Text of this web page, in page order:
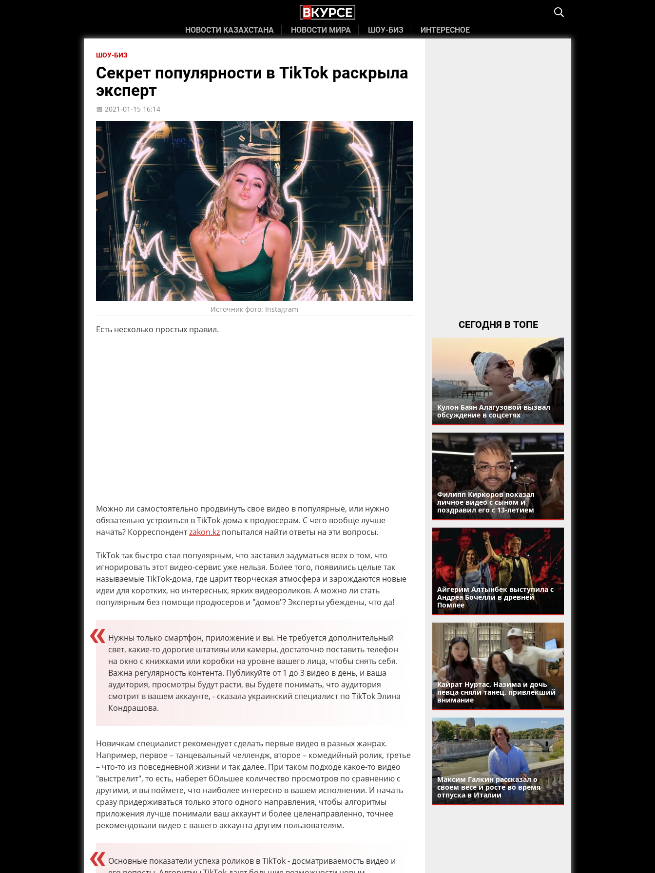
НОВОСТИ КАЗАХСТАНА НОВОСТИ МИРА ШОУ-БИЗ ИНТЕРЕСНОЕ
ШОУ-БИЗ
Секрет популярности в TikTok раскрыла
эксперт
📅 2021-01-15 16:14
Источник фото: Instagram
Есть несколько простых правил.
Можно ли самостоятельно продвинуть свое видео в популярные, или нужно
обязательно устроиться в TikTok-дома к продюсерам. С чего вообще лучше
начать? Корреспондентzakon.kz попытался найти ответы на эти вопросы.
TikTok так быстро стал популярным, что заставил задуматься всех о том, что
игнорировать этот видео-сервис уже нельзя. Более того, появились целые так
называемые TikTok-дома, где царит творческая атмосфера и зарождаются новые
идеи для коротких, но интересных, ярких видеороликов. А можно ли стать
популярным без помощи продюсеров и "домов"? Эксперты убеждены, что да!
Нужны только смартфон, приложение и вы. Не требуется дополнительный
свет, какие-то дорогие штативы или камеры, достаточно поставить телефон
на окно с книжками или коробки на уровне вашего лица, чтобы снять себя.
Важна регулярность контента. Публикуйте от 1 до 3 видео в день, и ваша
аудитория, просмотры будут расти, вы будете понимать, что аудитория
смотрит в вашем аккаунте, - сказала украинский специалист по TikTok Элина
Кондрашова.
Новичкам специалист рекомендует сделать первые видео в разных жанрах.
Например, первое – танцевальный челлендж, второе – комедийный ролик, третье
– что-то из повседневной жизни и так далее. При таком подходе какое-то видео
"выстрелит", то есть, наберет бОльшее количество просмотров по сравнению с
другими, и вы поймете, что наиболее интересно в вашем исполнении. И начать
сразу придерживаться только этого одного направления, чтобы алгоритмы
приложения лучше понимали ваш аккаунт и более целенаправленно, точнее
рекомендовали видео с вашего аккаунта другим пользователям.
Основные показатели успеха роликов в TikTok - досматриваемость видео и
СЕГОДНЯ В ТОПЕ
Кулон Баян Алагузовой вызвал
обсуждение в соцсетях
Филипп Киркоров показал
личное видео с сыном и
поздравил его с 13-летием
Айгерим Алтынбек выступила с
Андреа Бочелли в древней
Помпее
Кайрат Нуртас, Назима и дочь
певца сняли танец, привлекший
внимание
Максим Галкин рассказал о
своем весе и росте во время
отпуска в Италии